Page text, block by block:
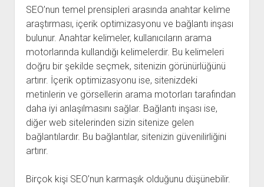
SEO’nun temel prensipleri arasında anahtar kelime
araştırması, içerik optimizasyonu ve bağlantı inşası
bulunur. Anahtar kelimeler, kullanıcıların arama
motorlarında kullandığı kelimelerdir. Bu kelimeleri
doğru bir şekilde seçmek, sitenizin görünürlüğünü
artırır. İçerik optimizasyonu ise, sitenizdeki
metinlerin ve görsellerin arama motorları tarafından
daha iyi anlaşılmasını sağlar. Bağlantı inşası ise,
diğer web sitelerinden sizin sitenize gelen
bağlantılardır. Bu bağlantılar, sitenizin güvenilirliğini
artırır.
Birçok kişi SEO’nun karmaşık olduğunu düşünebilir.